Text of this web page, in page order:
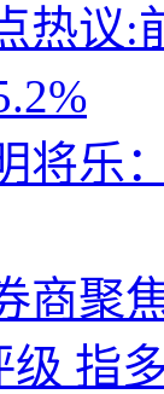
热议:
将乐
商聚
级 指